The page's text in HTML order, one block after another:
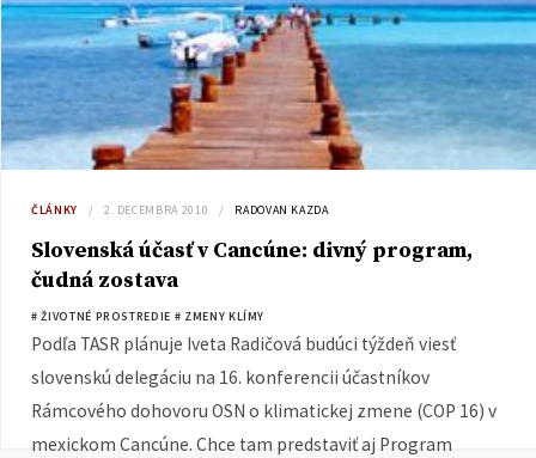
ČLÁNKY 2. DECEMBRA 2010 RADOVAN KAZDA
Slovenská účasť v Cancúne: divný program,
čudná zostava
# ŽIVOTNÉ PROSTREDIE # ZMENY KLÍMY
Podľa TASR plánuje Iveta Radičová budúci týždeň viesť
slovenskú delegáciu na 16. konferencii účastníkov
Rámcového dohovoru OSN o klimatickej zmene (COP 16) v
mexickom Cancúne. Chce tam predstaviť aj Program